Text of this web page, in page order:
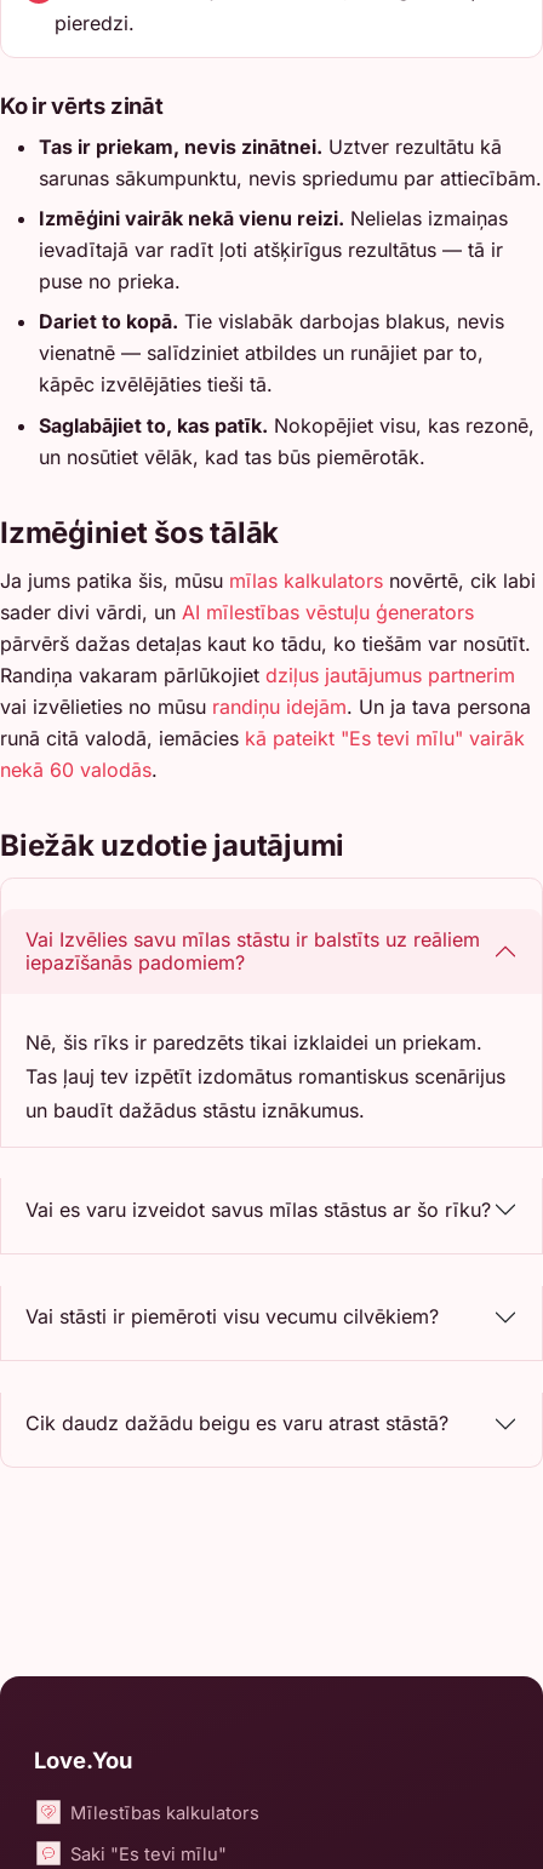
pieredzi.
Ko ir vērts zināt
Tas ir priekam, nevis zinātnei. Uztver rezultātu kā
sarunas sākumpunktu, nevis spriedumu par attiecībām.
Izmēģini vairāk nekā vienu reizi. Nelielas izmaiņas
ievadītajā var radīt ļoti atšķirīgus rezultātus — tā ir
puse no prieka.
Dariet to kopā. Tie vislabāk darbojas blakus, nevis
vienatnē — salīdziniet atbildes un runājiet par to,
kāpēc izvēlējāties tieši tā.
Saglabājiet to, kas patīk. Nokopējiet visu, kas rezonē,
un nosūtiet vēlāk, kad tas būs piemērotāk.
Izmēģiniet šos tālāk
Ja jums patika šis, mūsu mīlas kalkulators novērtē, cik labi
sader divi vārdi, un AI mīlestības vēstuļu ģenerators
pārvērš dažas detaļas kaut ko tādu, ko tiešām var nosūtīt.
Randiņa vakaram pārlūkojiet dziļus jautājumus partnerim
vai izvēlieties no mūsu randiņu idejām. Un ja tava persona
runā citā valodā, iemācies kā pateikt "Es tevi mīlu" vairāk
nekā 60 valodās.
Biežāk uzdotie jautājumi
Vai Izvēlies savu mīlas stāstu ir balstīts uz reāliem
iepazīšanās padomiem?
Nē, šis rīks ir paredzēts tikai izklaidei un priekam.
Tas ļauj tev izpētīt izdomātus romantiskus scenārijus
un baudīt dažādus stāstu iznākumus.
Vai es varu izveidot savus mīlas stāstus ar šo rīku?
Vai stāsti ir piemēroti visu vecumu cilvēkiem?
Cik daudz dažādu beigu es varu atrast stāstā?
Love.You
Mīlestības kalkulators
Saki "Es tevi mīlu"